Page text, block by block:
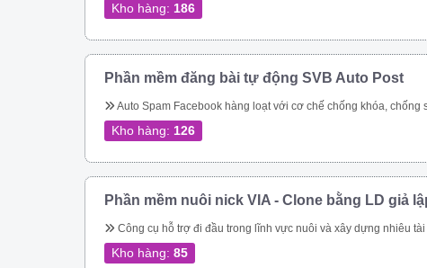
Kho hàng: 186
Phần mềm đăng bài tự động SVB Auto Post
Auto Spam Facebook hàng loạt với cơ chế chống khóa, chống spam không lo bị khóa tài khoản. Đăng tin lên group, page, cmt group tự động nhanh chóng Spam inbox theo bạn bè, theo Uid. Giải quyết triệt để bài toán spam của Facebook Tiếp cận khách hàng tiềm năng nhanh chóng Dễ dàng chăm sóc khách hàng, tiết
Kho hàng: 126
Phần mềm nuôi nick VIA - Clone bằng LD giả
Công cụ hỗ trợ đi đầu trong lĩnh vực nuôi và xây dựng nhiêu tài khoản facebook cực chất cho bán hàng online Quản lý nuôi nick tự động 1 nick trên 1 điện thoại ảo riêng biệt Đăng bài, comment tự động lên các hội nhóm Quản lí bạn bè tự động Tự động
Kho hàng: 85